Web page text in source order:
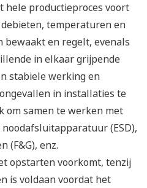
hele productieproces voort
temperaturen en
bewaakt en regelt, evenals
in elkaar grijpende
stabiele werking en
in installaties te
om samen te werken met
(ESD),
(F&G), enz.
opstarten voorkomt, tenzij
is voldaan voordat het